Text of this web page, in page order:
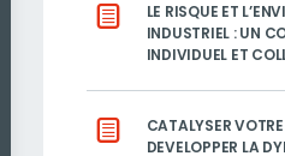
LE RISQUE ET
INDUSTRIEL : UN
INDIVIDUEL ET
CATALYSER
DEVELOPPER LA